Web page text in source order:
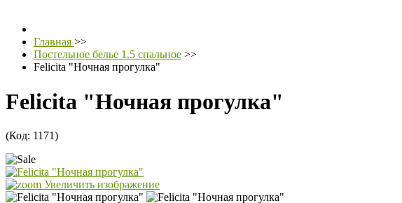
Главная >>
Постельное белье 1.5 спальное >>
Felicita "Ночная прогулка"
Felicita "Ночная прогулка"
(Код: 1171)
Увеличить изображение